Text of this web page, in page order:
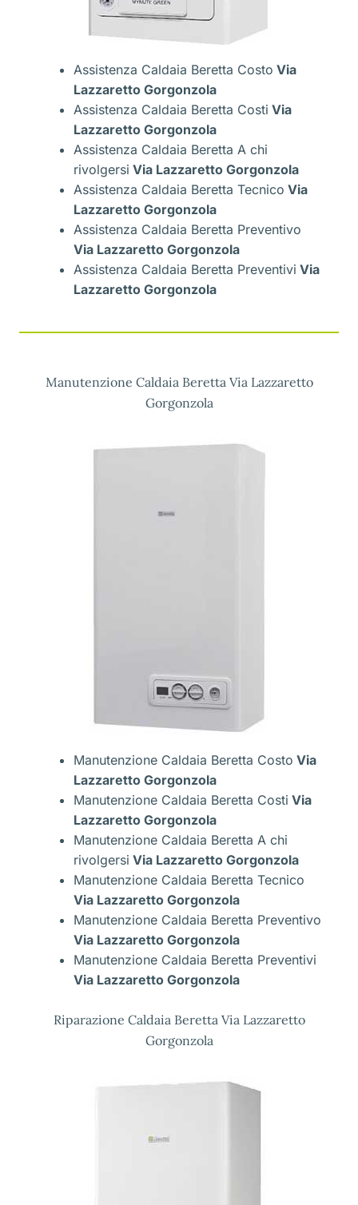
Assistenza Caldaia Beretta Costo Via
Lazzaretto Gorgonzola
Assistenza Caldaia Beretta Costi Via
Lazzaretto Gorgonzola
Assistenza Caldaia Beretta A chi
rivolgersi Via Lazzaretto Gorgonzola
Assistenza Caldaia Beretta Tecnico Via
Lazzaretto Gorgonzola
Assistenza Caldaia Beretta Preventivo
Via Lazzaretto Gorgonzola
Assistenza Caldaia Beretta Preventivi Via
Lazzaretto Gorgonzola
Manutenzione Caldaia Beretta Via Lazzaretto
Gorgonzola
Manutenzione Caldaia Beretta Costo Via
Lazzaretto Gorgonzola
Manutenzione Caldaia Beretta Costi Via
Lazzaretto Gorgonzola
Manutenzione Caldaia Beretta A chi
rivolgersi Via Lazzaretto Gorgonzola
Manutenzione Caldaia Beretta Tecnico
Via Lazzaretto Gorgonzola
Manutenzione Caldaia Beretta Preventivo
Via Lazzaretto Gorgonzola
Manutenzione Caldaia Beretta Preventivi
Via Lazzaretto Gorgonzola
Riparazione Caldaia Beretta Via Lazzaretto
Gorgonzola